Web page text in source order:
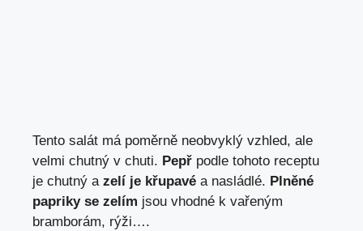
Tento salát má poměrně neobvyklý vzhled, ale
velmi chutný v chuti. Pepř podle tohoto receptu
je chutný a zelí je křupavé a nasládlé. Plněné
papriky se zelím jsou vhodné k vařeným
bramborám, rýži….